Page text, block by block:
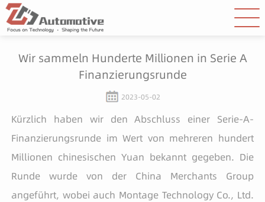
Wir sammeln Hunderte Millionen in Serie A
Finanzierungsrunde
2023-05-02
Kürzlich haben wir den Abschluss einer Serie-A-
Finanzierungsrunde im Wert von mehreren hundert
Millionen chinesischen Yuan bekannt gegeben. Die
Runde wurde von der China Merchants Group
angeführt, wobei auch Montage Technology Co., Ltd.